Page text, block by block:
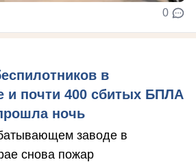
0
в
и почти 400 сбитых БПЛА
ночь
заводе в
снова пожар